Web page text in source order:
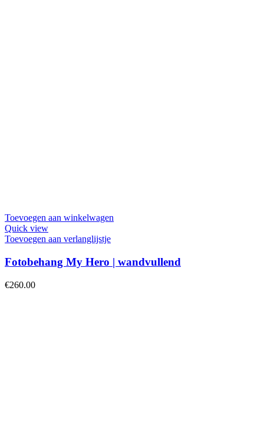
Toevoegen aan winkelwagen
Quick view
Toevoegen aan verlanglijstje
Fotobehang My Hero | wandvullend
€260.00